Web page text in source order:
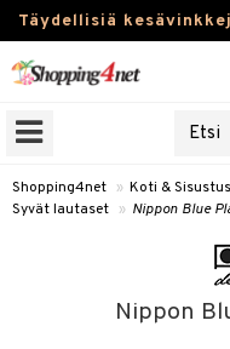
Täydellisiä
Kauneudenhoito
Piilolinssit
Shopping4net » Koti & Sisustus
Syvät lautaset » Nippon Blue
Nippon